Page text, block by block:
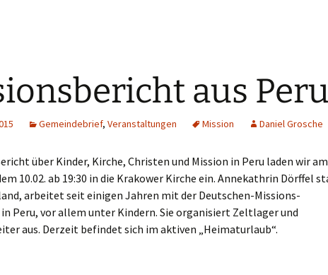
aus Peru
Gemeindebrief, Veranstaltungen Mission Daniel Grosche
über Kinder, Kirche, Christen und Mission in Peru laden wir am
10.02. ab 19:30 in die Krakower Kirche ein. Annekathrin Dörffel
arbeitet seit einigen Jahren mit der Deutschen-Missions-
Peru, vor allem unter Kindern. Sie organisiert Zeltlager und
aus. Derzeit befindet sich im aktiven „Heimaturlaub“.